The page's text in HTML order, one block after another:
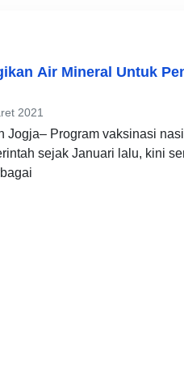
Air Mineral Untuk
2021
Jogja– Program vaksinasi
sejak Januari lalu, kini